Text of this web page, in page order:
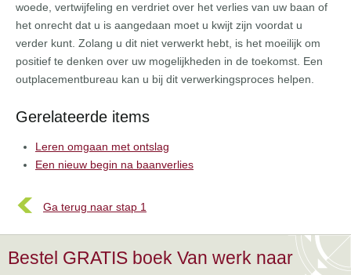
woede, vertwijfe­ling en verdriet over het verlies van uw baan of
het onrecht dat u is aangedaan moet u kwijt zijn voordat u
verder kunt. Zolang u dit niet verwerkt hebt, is het moeilijk om
positief te denken over uw mogelijkheden in de toekomst. Een
outplacementbureau kan u bij dit verwerkingsproces helpen.
Gerelateerde items
Leren omgaan met ontslag
Een nieuw begin na baanverlies
Ga terug naar stap 1
Bestel GRATIS boek Van werk naar